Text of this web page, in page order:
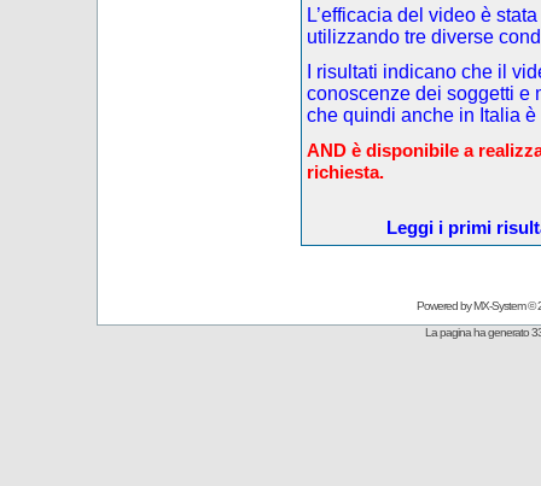
L’efficacia del video è
utilizzando tre diverse
I risultati indicano che il
conoscenze dei soggetti e
che quindi anche in Italia
AND è disponibile a
richiesta.
Leggi i primi
Powered byMX-System©
La pagina ha generato